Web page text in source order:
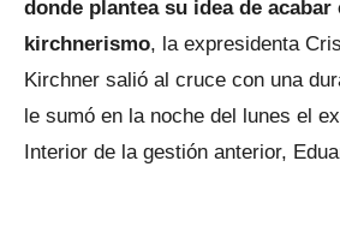
donde plantea su idea de acabar
kirchnerismo, la expresidenta
Kirchner salió al cruce con una
le sumó en la noche del lunes el
Interior de la gestión anterior,